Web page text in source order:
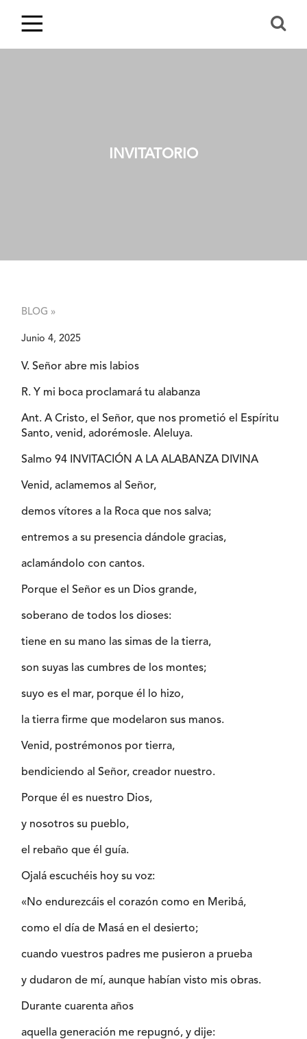
INVITATORIO
BLOG »
Junio 4, 2025
V. Señor abre mis labios
R. Y mi boca proclamará tu alabanza
Ant. A Cristo, el Señor, que nos prometió el Espíritu
Santo, venid, adorémosle. Aleluya.
Salmo 94 INVITACIÓN A LA ALABANZA DIVINA
Venid, aclamemos al Señor,
demos vítores a la Roca que nos salva;
entremos a su presencia dándole gracias,
aclamándolo con cantos.
Porque el Señor es un Dios grande,
soberano de todos los dioses:
tiene en su mano las simas de la tierra,
son suyas las cumbres de los montes;
suyo es el mar, porque él lo hizo,
la tierra firme que modelaron sus manos.
Venid, postrémonos por tierra,
bendiciendo al Señor, creador nuestro.
Porque él es nuestro Dios,
y nosotros su pueblo,
el rebaño que él guía.
Ojalá escuchéis hoy su voz:
«No endurezcáis el corazón como en Meribá,
como el día de Masá en el desierto;
cuando vuestros padres me pusieron a prueba
y dudaron de mí, aunque habían visto mis obras.
Durante cuarenta años
aquella generación me repugnó, y dije: